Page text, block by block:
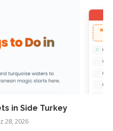
in Side Turkey
28, 2026